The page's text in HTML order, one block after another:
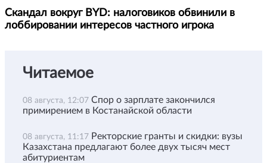
Скандал вокруг BYD: налоговиков обвинили в
лоббировании интересов частного игрока
Читаемое
08 августа, 12:07 Спор о зарплате закончился
примирением в Костанайской области
08 августа, 11:17 Ректорские гранты и скидки: вузы
Казахстана предлагают более двух тысяч мест
абитуриентам